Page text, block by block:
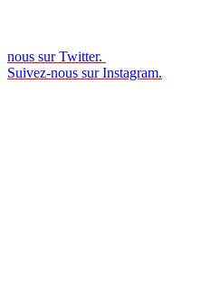
nous sur Twitter.
Suivez-nous sur Instagram.